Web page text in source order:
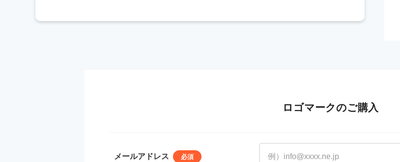
ロゴマークのご購入
メールアドレス